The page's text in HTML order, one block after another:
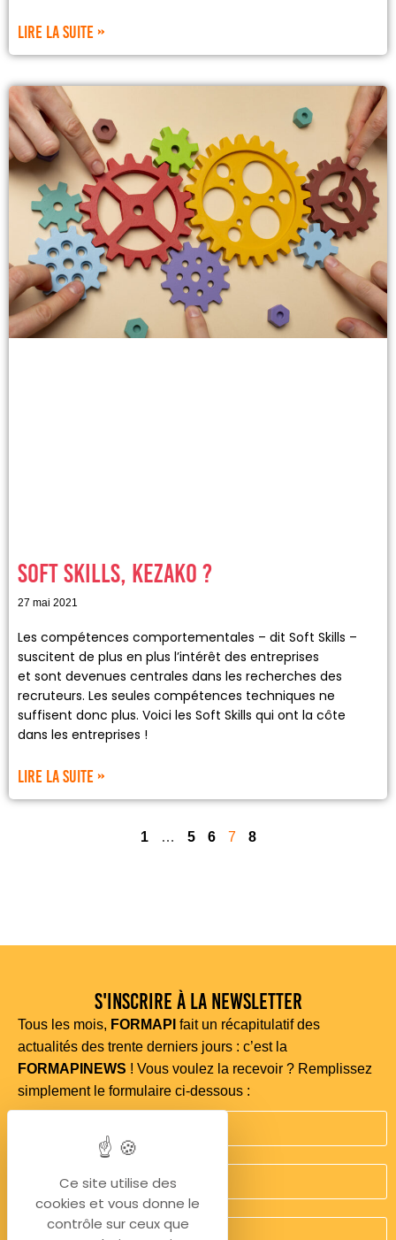
Lire la suite »
SOFT SKILLS, KEZAKO ?
27 mai 2021
Les compétences comportementales – dit Soft Skills –
suscitent de plus en plus l’intérêt des entreprises
et sont devenues centrales dans les recherches des
recruteurs. Les seules compétences techniques ne
suffisent donc plus. Voici les Soft Skills qui ont la côte
dans les entreprises !
Lire la suite »
1 … 5 6 7 8
S'inscrire à la newsletter
Tous les mois, FORMAPI fait un récapitulatif des
actualités des trente derniers jours : c’est la
FORMAPINEWS ! Vous voulez la recevoir ? Remplissez
simplement le formulaire ci-dessous :
Ce site utilise des
cookies et vous donne le
contrôle sur ceux que